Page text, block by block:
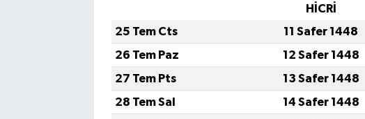
HİCRİ
25 Tem Cts
11 Safer 1448
26 Tem Paz
12 Safer 1448
27 Tem Pts
13 Safer 1448
28 Tem Sal
14 Safer 1448